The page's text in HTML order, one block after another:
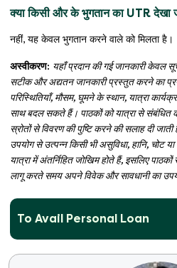
क्या किसी और के भुगतान का UTR देखा
नहीं, यह केवल भुगतान करने वाले को मिलता है।
अस्वीकरण: यहाँ प्रदान की गई जानकारी केवल
सटीक और अद्यतन जानकारी प्रस्तुत करने का
परिस्थितियाँ, मौसम, घूमने के स्थान, यात्रा
साथ बदल सकते हैं। पाठकों को यात्रा से संबंधित
स्रोतों से विवरण की पुष्टि करने की सलाह दी
उपयोग से उत्पन्न किसी भी असुविधा, हानि, चोट
यात्रा में अंतर्निहित जोखिम होते हैं, इसलिए
लागू करते समय अपने विवेक और सावधानी का
To Avail Personal Loan